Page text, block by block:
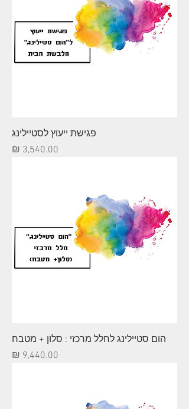
פגישת ייעוץ לסטיילינג
מחיר
הום סטיילינג לחלל מרכזי : סלון + מטבח
מחיר